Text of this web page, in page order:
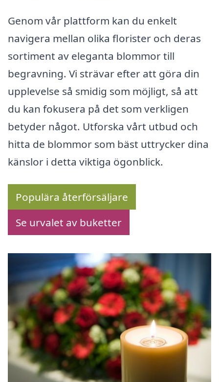
Genom vår plattform kan du enkelt
navigera mellan olika florister och deras
sortiment av eleganta blommor till
begravning. Vi strävar efter att göra din
upplevelse så smidig som möjligt, så att
du kan fokusera på det som verkligen
betyder något. Utforska vårt utbud och
hitta de blommor som bäst uttrycker dina
känslor i detta viktiga ögonblick.
Populära återförsäljare
Se urvalet av buketter